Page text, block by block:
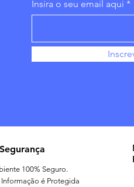
Insira o seu email aqui
Segurança
100% Seguro.
Informação é Protegida